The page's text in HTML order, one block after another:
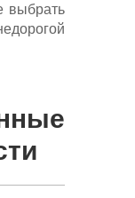
выбрать